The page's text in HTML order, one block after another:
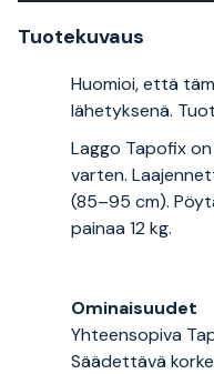
Tuotekuvaus
Huomioi, että
lähetyksenä.
Laggo Tapofix
varten.
(85–95 cm).
painaa 12 kg.
Ominaisuudet
Yhteensopiva
Säädettävä